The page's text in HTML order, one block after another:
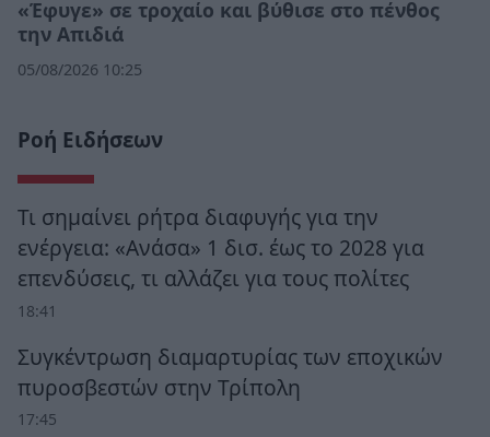
«Έφυγε» σε τροχαίο και βύθισε στο πένθος
την Απιδιά
05/08/2026 10:25
Ροή Ειδήσεων
Τι σημαίνει ρήτρα διαφυγής για την
ενέργεια: «Ανάσα» 1 δισ. έως το 2028 για
επενδύσεις, τι αλλάζει για τους πολίτες
18:41
Συγκέντρωση διαμαρτυρίας των εποχικών
πυροσβεστών στην Τρίπολη
17:45